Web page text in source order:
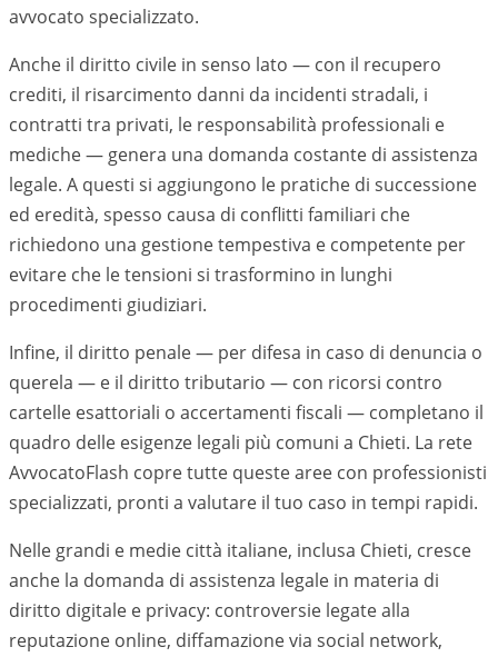
avvocato specializzato.
Anche il diritto civile in senso lato — con il recupero
crediti, il risarcimento danni da incidenti stradali, i
contratti tra privati, le responsabilità professionali e
mediche — genera una domanda costante di assistenza
legale. A questi si aggiungono le pratiche di successione
ed eredità, spesso causa di conflitti familiari che
richiedono una gestione tempestiva e competente per
evitare che le tensioni si trasformino in lunghi
procedimenti giudiziari.
Infine, il diritto penale — per difesa in caso di denuncia o
querela — e il diritto tributario — con ricorsi contro
cartelle esattoriali o accertamenti fiscali — completano il
quadro delle esigenze legali più comuni a Chieti. La rete
AvvocatoFlash copre tutte queste aree con professionisti
specializzati, pronti a valutare il tuo caso in tempi rapidi.
Nelle grandi e medie città italiane, inclusa Chieti, cresce
anche la domanda di assistenza legale in materia di
diritto digitale e privacy: controversie legate alla
reputazione online, diffamazione via social network,